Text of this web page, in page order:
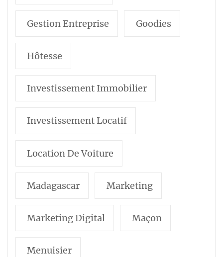
Gestion Entreprise Goodies
Hôtesse
Investissement Immobilier
Investissement Locatif
Location De Voiture
Madagascar Marketing
Marketing Digital Maçon
Menuisier